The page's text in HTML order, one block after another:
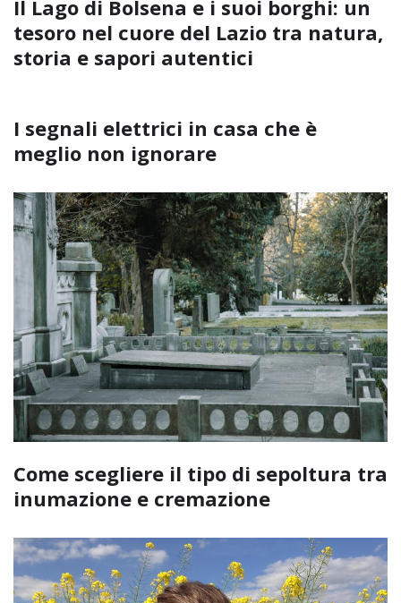
Il Lago di Bolsena e i suoi borghi: un
tesoro nel cuore del Lazio tra natura,
storia e sapori autentici
I segnali elettrici in casa che è
meglio non ignorare
Come scegliere il tipo di sepoltura tra
inumazione e cremazione